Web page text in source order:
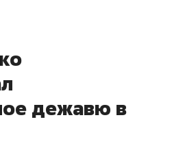
дежавю в